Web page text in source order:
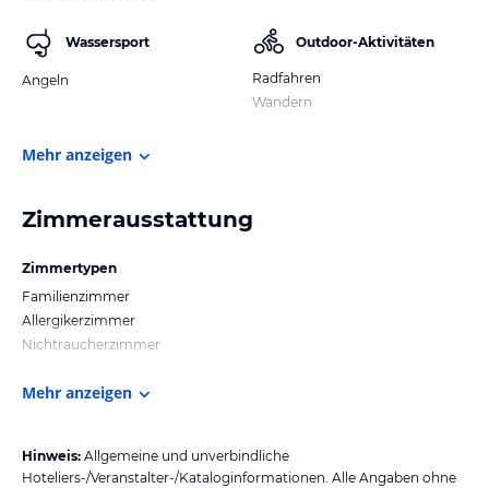
Wassersport
Angeln
Outdoor-Aktivitäten
Radfahren
Wandern
Mehr anzeigen
Zimmerausstattung
Zimmertypen
Familienzimmer
Allergikerzimmer
Nichtraucherzimmer
Mehr anzeigen
Hinweis: Allgemeine und unverbindliche
Hoteliers-/Veranstalter-/Kataloginformationen. Alle Angaben ohne